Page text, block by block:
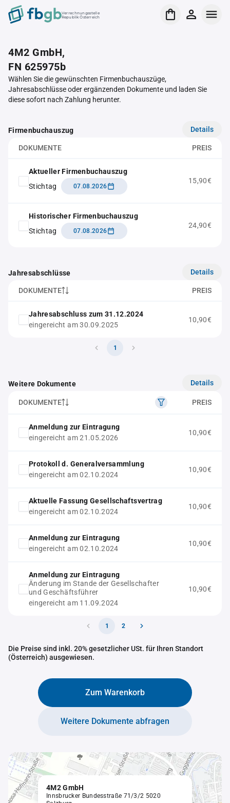
Verrechnungsstelle
Republik Österreich
4M2 GmbH,
FN 625975b
Wählen Sie die gewünschten Firmenbuchauszüge,
Jahresabschlüsse oder ergänzenden Dokumente und laden Sie
diese sofort nach Zahlung herunter.
Firmenbuchauszug Details
DOKUMENTE PREIS
Aktueller Firmenbuchauszug
Stichtag
07.08.2026
15,90€
Historischer Firmenbuchauszug
Stichtag
07.08.2026
24,90€
Jahresabschlüsse Details
DOKUMENTE PREIS
Jahresabschluss zum 31.12.2024
eingereicht am 30.09.2025
10,90€
1
Weitere Dokumente Details
DOKUMENTE PREIS
Anmeldung zur Eintragung
eingereicht am 21.05.2026
10,90€
Protokoll d. Generalversammlung
eingereicht am 02.10.2024
10,90€
Aktuelle Fassung Gesellschaftsvertrag
eingereicht am 02.10.2024
10,90€
Anmeldung zur Eintragung
eingereicht am 02.10.2024
10,90€
Anmeldung zur Eintragung
Änderung im Stande der Gesellschafter
und Geschäftsführer
eingereicht am 11.09.2024
10,90€
1 2
Die Preise sind inkl. 20% gesetzlicher USt. für Ihren Standort
(Österreich) ausgewiesen.
Zum Warenkorb
Weitere Dokumente abfragen
4M2 GmbH
Innsbrucker Bundesstraße 71/3/2 5020